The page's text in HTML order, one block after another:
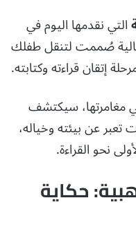
التي نقدمها اليوم في
صُممت لتنقل طفلك
إتقان قراءته وكتابته.
مغامرتها، سيكتشف
عن بيئته وخياله،
نحو القراءة.
حكاية